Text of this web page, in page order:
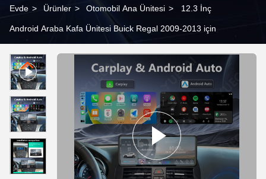
Evde > Ürünler > Otomobil Ana Ünitesi > 12.3 İnç
Android Araba Kafa Ünitesi Buick Regal 2009-2013 için